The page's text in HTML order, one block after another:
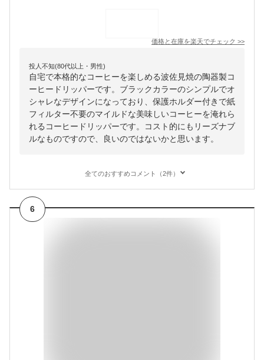
価格と在庫を楽天でチェック >>
投人不知(80代以上・男性)
自宅で本格的なコーヒーを楽しめる波佐見焼の陶器製コ
ーヒードリッパーです。ブラックカラーのシンプルでオ
シャレなデザインになっており、保護ホルダー付きで紙
フィルター不要のマイルドな美味しいコーヒーを淹れら
れるコーヒードリッパーです。コスト的にもリーズナブ
ルなものですので、良いのではないかと思います。
全てのおすすめコメント（2件）
6